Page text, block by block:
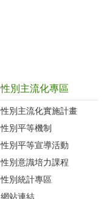
性別主流化專區
性別主流化實施計畫
性別平等機制
性別平等宣導活動
性別意識培力課程
性別統計專區
網站連結